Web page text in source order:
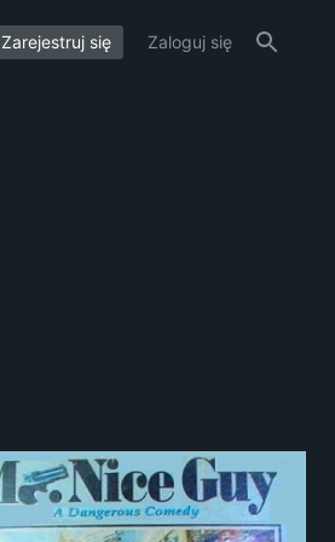
Zarejestruj się Zaloguj się